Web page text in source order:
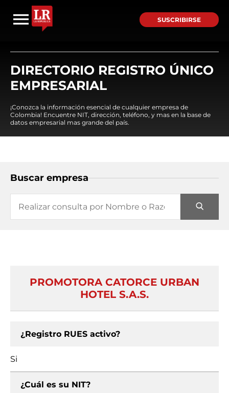
SUSCRIBIRSE
DIRECTORIO REGISTRO ÚNICO
EMPRESARIAL
¡Conozca la información esencial de cualquier empresa de
Colombia! Encuentre NIT, dirección, teléfono, y mas en la base de
datos empresarial mas grande del país.
Buscar empresa
PROMOTORA CATORCE URBAN
HOTEL S.A.S.
¿Registro RUES activo?
Si
¿Cuál es su NIT?